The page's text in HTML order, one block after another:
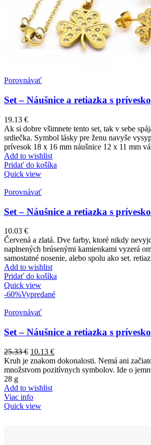
Porovnávať
Set – Náušnice a retiazka s
19.13 €
Ak si dobre všimnete tento set, tak v sebe
srdiečka. Symbol lásky pre ženu navyše
prívesok 18 x 16 mm náušnice 12 x 11 mm
Add to wishlist
Pridať do košíka
Quick view
Porovnávať
Set – Náušnice a retiazka s
10.03 €
Červená a zlatá. Dve farby, ktoré nikdy
naplnených brúsenými kamienkami vyzerá
samostatné nosenie, alebo spolu ako set.
Add to wishlist
Pridať do košíka
Quick view
-60%Vypredané
Porovnávať
Set – Náušnice a retiazka s
25.33€ 10.13 €
Kruh je znakom dokonalosti. Nemá ani
množstvom pozitívnych symbolov. Ide o
28 g
Add to wishlist
Viac info
Quick view